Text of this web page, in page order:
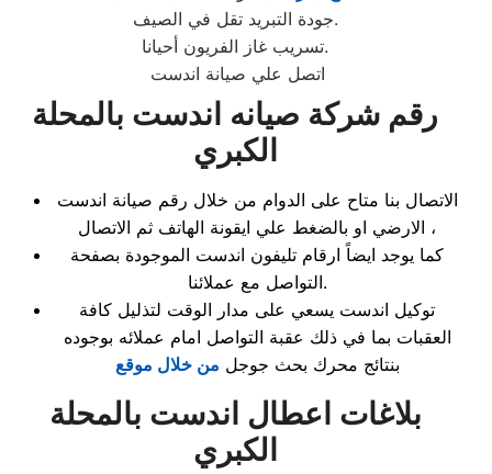
جودة التبريد تقل في الصيف.
تسريب غاز الفريون أحيانا.
اتصل علي صيانة اندست
رقم شركة صيانه اندست بالمحلة
الكبري
الاتصال بنا متاح على الدوام من خلال رقم صيانة اندست
الارضي او بالضغط علي ايقونة الهاتف ثم الاتصال ،
كما يوجد ايضاً ارقام تليفون اندست الموجودة بصفحة
التواصل مع عملائنا.
توكيل اندست يسعي على مدار الوقت لتذليل كافة
العقبات بما في ذلك عقبة التواصل امام عملائه بوجوده
بنتائج محرك بحث جوجل من خلال موقع
بلاغات اعطال اندست بالمحلة
الكبري